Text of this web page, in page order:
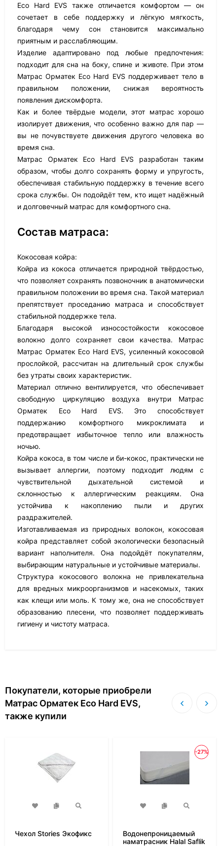
Eco Hard EVS также отличается комфортом — он
сочетает в себе поддержку и лёгкую мягкость,
благодаря чему сон становится максимально
приятным и расслабляющим.
Изделие адаптировано под любые предпочтения:
подходит для сна на боку, спине и животе. При этом
Матрас Орматек Eco Hard EVS поддерживает тело в
правильном положении, снижая вероятность
появления дискомфорта.
Как и более твёрдые модели, этот матрас хорошо
изолирует движения, что особенно важно для пар —
вы не почувствуете движения другого человека во
время сна.
Матрас Орматек Eco Hard EVS разработан таким
образом, чтобы долго сохранять форму и упругость,
обеспечивая стабильную поддержку в течение всего
срока службы. Он подойдёт тем, кто ищет надёжный
и долговечный матрас для комфортного сна.
Состав матраса:
Кокосовая койра:
Койра из кокоса отличается природной твёрдостью,
что позволяет сохранять позвоночник в анатомически
правильном положении во время сна. Такой материал
препятствует проседанию матраса и способствует
стабильной поддержке тела.
Благодаря высокой износостойкости кокосовое
волокно долго сохраняет свои качества. Матрас
Матрас Орматек Eco Hard EVS, усиленный кокосовой
прослойкой, рассчитан на длительный срок службы
без утраты своих характеристик.
Материал отлично вентилируется, что обеспечивает
свободную циркуляцию воздуха внутри Матрас
Орматек Eco Hard EVS. Это способствует
поддержанию комфортного микроклимата и
предотвращает избыточное тепло или влажность
ночью.
Койра кокоса, в том числе и би-кокос, практически не
вызывает аллергии, поэтому подходит людям с
чувствительной дыхательной системой и
склонностью к аллергическим реакциям. Она
устойчива к накоплению пыли и других
раздражителей.
Изготавливаемая из природных волокон, кокосовая
койра представляет собой экологически безопасный
вариант наполнителя. Она подойдёт покупателям,
выбирающим натуральные и устойчивые материалы.
Структура кокосового волокна не привлекательна
для вредных микроорганизмов и насекомых, таких
как клещи или моль. К тому же, она не способствует
образованию плесени, что позволяет поддерживать
гигиену и чистоту матраса.
Покупатели, которые приобрели
Матрас Орматек Eco Hard EVS,
также купили
Чехол Stories Экофикс
-27%
Водонепроницаемый
наматрасник Halal Saflik